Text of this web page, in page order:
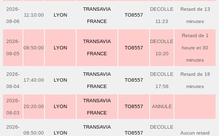
2026-
08-06
11:10:00 LYON
TRANSAVIA
FRANCE
TO8557
DECOLLE
11:23
Retard de 13
minutes
2026-
08-05
08:50:00 LYON
TRANSAVIA
FRANCE
TO8557
DECOLLE
10:20
Retard de 1
heure et 30
minutes
2026-
08-04
17:40:00 LYON
TRANSAVIA
FRANCE
TO8557
DECOLLE
17:58
Retard de 18
minutes
2026-
08-03
20:20:00 LYON
TRANSAVIA
FRANCE
TO8557 ANNULE
2026-
08:50:00 LYON
TRANSAVIA
TO8557
DECOLLE
Aucun retard